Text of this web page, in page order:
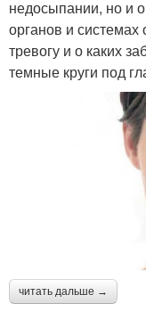
недосыпании, но и
органов и системах
тревогу и о каких
темные круги под
читать дальше →